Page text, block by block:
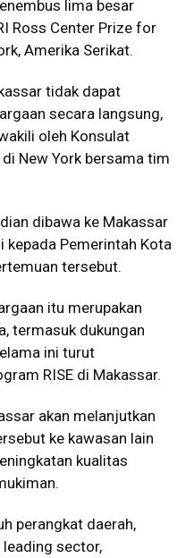
lima besar
Ross Center Prize for
Amerika Serikat.
tidak dapat
secara langsung,
oleh Konsulat
New York bersama tim
dibawa ke Makassar
kepada Pemerintah Kota
tersebut.
itu merupakan
termasuk dukungan
ini turut
RISE di Makassar.
akan melanjutkan
ke kawasan lain
kualitas
perangkat daerah,
leading sector,